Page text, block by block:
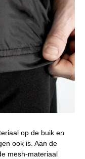
op de buik en
ook is. Aan de
mesh-materiaal